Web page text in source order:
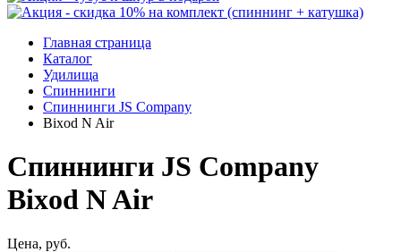
Главная страница
Каталог
Удилища
Спиннинги
Спиннинги JS Company
Bixod N Air
Спиннинги JS Company
Bixod N Air
Цена, руб.